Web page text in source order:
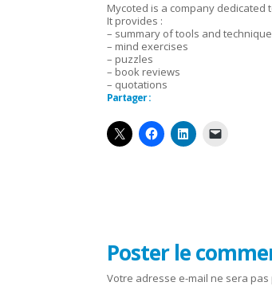
Mycoted is a company
It provides :
– summary of tools and
– mind exercises
– puzzles
– book reviews
– quotations
Partager :
Poster le
Votre adresse e-mail ne sera pas